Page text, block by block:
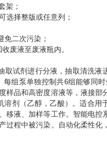
架；
选择整版或任意列；
二次污染；
废液至废液瓶内。
取试剂进行分液，抽取清洗液
组泵单独控制共6组能够同
样品和高密度溶液等，液接部
溶剂（乙醇，乙酸）。适合用
移液、加样等工作。智能电控
过程中被污染。自动化柔性化